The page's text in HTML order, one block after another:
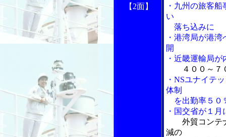
【2面】
・九州の旅客
い
落ち込みに
・港湾局が港
開
・近畿運輸局
４００～７
・NSユナイテ
体制
を出勤率５０
・国交省が１
外貿コンテ
減の